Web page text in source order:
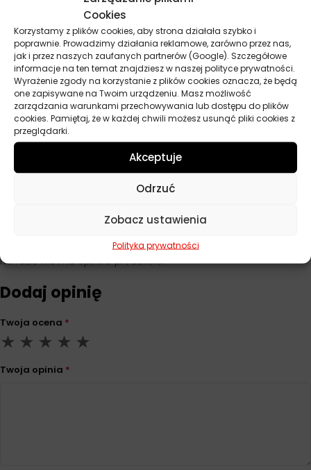
Cookies
Korzystamy z plików cookies, aby strona działała szybko i
poprawnie. Prowadzimy działania reklamowe, zarówno przez nas,
jak i przez naszych zaufanych partnerów (Google). Szczegółowe
informacje na ten temat znajdziesz w naszej polityce prywatności.
Wyrażenie zgody na korzystanie z plików cookies oznacza, że będą
one zapisywane na Twoim urządzeniu. Masz możliwość
zarządzania warunkami przechowywania lub dostępu do plików
cookies. Pamiętaj, że w każdej chwili możesz usunąć pliki cookies z
przeglądarki.
Akceptuje
Odrzuć
Zobacz ustawienia
Polityka prywatności
Lepkość 10W-40
Przeznaczenie Samochody osobowe
ACEA A3/B4
API CF, SL, SN
MB 229.3, VW 501.01, VW 505.00
Na razie nie ma opinii o produkcie.
Dodaj opinię
Twoja ocena *
Twoja opinia *